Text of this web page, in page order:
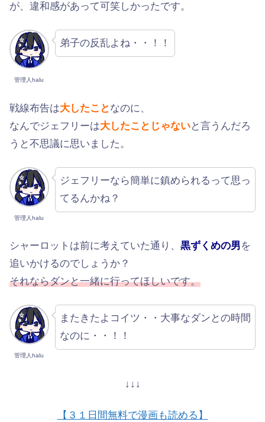
が、違和感があって可笑しかったです。
管理人halu
弟子の反乱よね・・！！
戦線布告は大したことなのに、
なんでジェフリーは大したことじゃないと言うんだろ
うと不思議に思いました。
管理人halu
ジェフリーなら簡単に鎮められるって思っ
てるんかね？
シャーロットは前に考えていた通り、 黒ずくめの男を
追いかけるのでしょうか？
それならダンと一緒に行ってほしいです。
管理人halu
またきたよコイツ・・大事なダンとの時間
なのに・・！！
↓↓↓
【３１日間無料で漫画も読める】